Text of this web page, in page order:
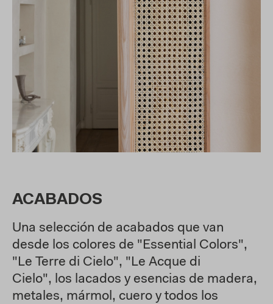
ACABADOS
Una selección de acabados que van
desde los colores de "Essential Colors",
"Le Terre di Cielo", "Le Acque di
Cielo", los lacados y esencias de madera,
metales, mármol, cuero y todos los